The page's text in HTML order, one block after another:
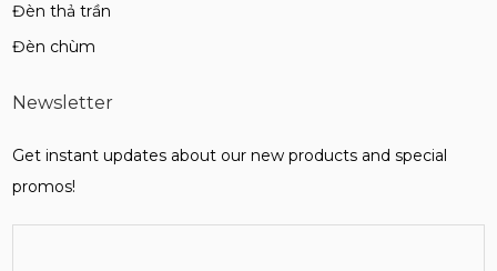
Đèn thả trần
Đèn chùm
Newsletter
Get instant updates about our new products and special
promos!